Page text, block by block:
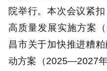
院举行。本次会议紧
高质量发展实施方案
昌市关于加快推进糟
动方案（2025—2027